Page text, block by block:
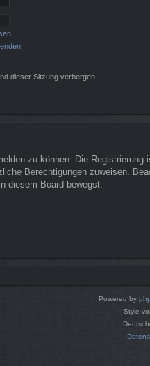
dieser Sitzung verbergen
zu können. Die
Berechtigungen zuweisen.
diesem Board bewegst.
Powered by
Style